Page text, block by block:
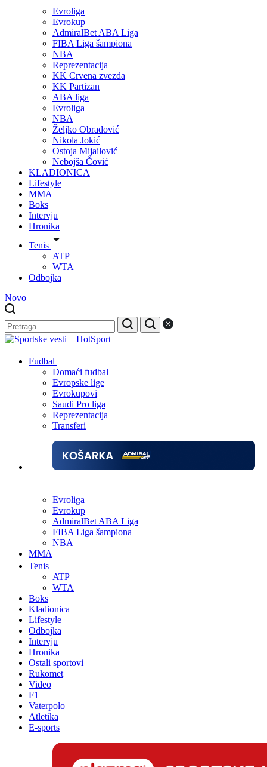
Evroliga
Evrokup
AdmiralBet ABA Liga
FIBA Liga šampiona
NBA
Reprezentacija
KK Crvena zvezda
KK Partizan
ABA liga
Evroliga
NBA
Željko Obradović
Nikola Jokić
Ostoja Mijailović
Nebojša Čović
KLADIONICA
Lifestyle
MMA
Boks
Intervju
Hronika
Tenis
ATP
WTA
Odbojka
Novo
Fudbal
Domaći fudbal
Evropske lige
Evrokupovi
Saudi Pro liga
Reprezentacija
Transferi
Evroliga
Evrokup
AdmiralBet ABA Liga
FIBA Liga šampiona
NBA
MMA
Tenis
ATP
WTA
Boks
Kladionica
Lifestyle
Odbojka
Intervju
Hronika
Ostali sportovi
Rukomet
Video
F1
Vaterpolo
Atletika
E-sports